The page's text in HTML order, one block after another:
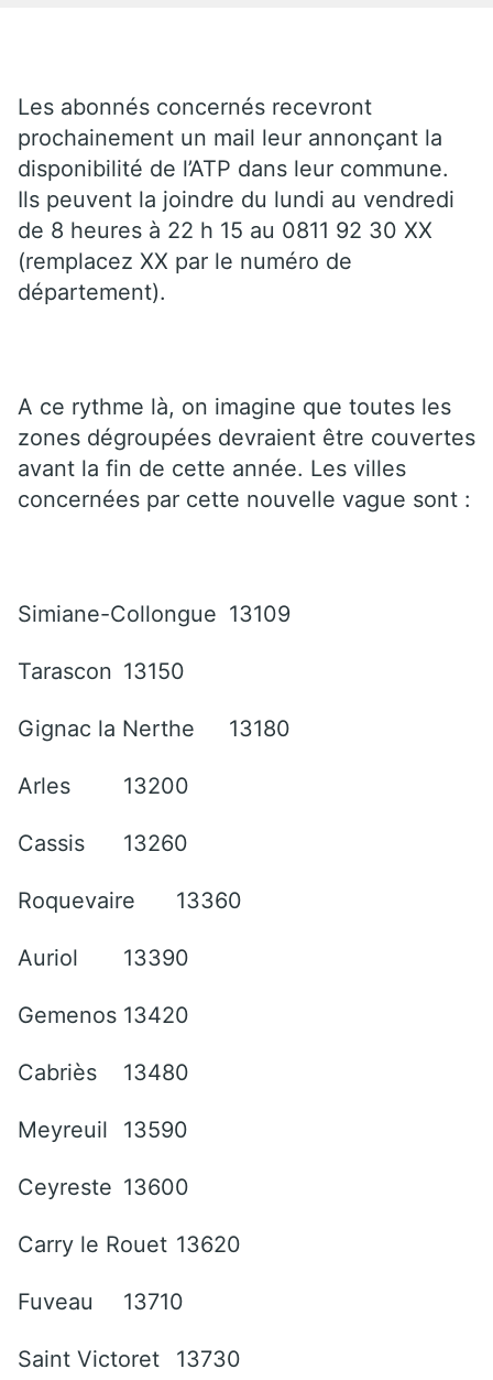
Les abonnés concernés recevront
prochainement un mail leur annonçant la
disponibilité de l’ATP dans leur commune.
Ils peuvent la joindre du lundi au vendredi
de 8 heures à 22 h 15 au 0811 92 30 XX
(remplacez XX par le numéro de
département).
A ce rythme là, on imagine que toutes les
zones dégroupées devraient être couvertes
avant la fin de cette année. Les villes
concernées par cette nouvelle vague sont :
Simiane-Collongue 13109
Tarascon 13150
Gignac la Nerthe 13180
Arles 13200
Cassis 13260
Roquevaire 13360
Auriol 13390
Gemenos 13420
Cabriès 13480
Meyreuil 13590
Ceyreste 13600
Carry le Rouet 13620
Fuveau 13710
Saint Victoret 13730